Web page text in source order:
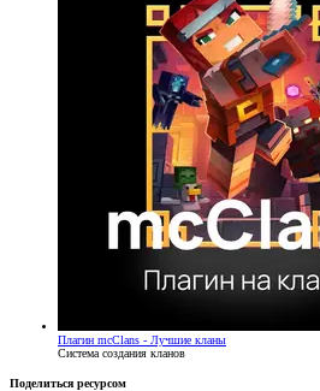
Плагин mcClans - Лучшие кланы
Система создания кланов
Поделиться ресурсом